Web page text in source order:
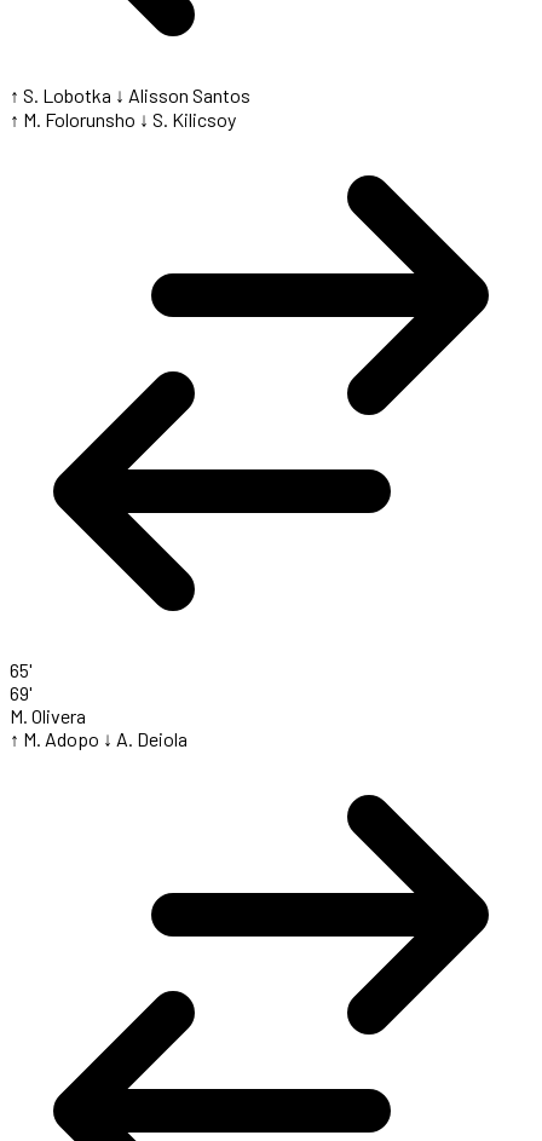
↑ S. Lobotka ↓ Alisson Santos
↑ M. Folorunsho ↓ S. Kilicsoy
65'
69'
M. Olivera
↑ M. Adopo ↓ A. Deiola